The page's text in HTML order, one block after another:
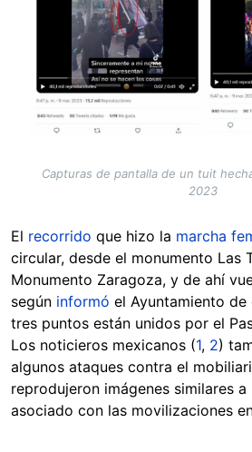
Capturas de pantalla de un tuit
2023
El recorrido que hizo la marcha
circular, desde el monumento Las
Monumento Zaragoza, y de ahí
según informó el Ayuntamiento de
tres puntos están unidos por el
Los noticieros mexicanos (1, 2)
algunos ataques contra el
reprodujeron imágenes similares
asociado con las movilizaciones